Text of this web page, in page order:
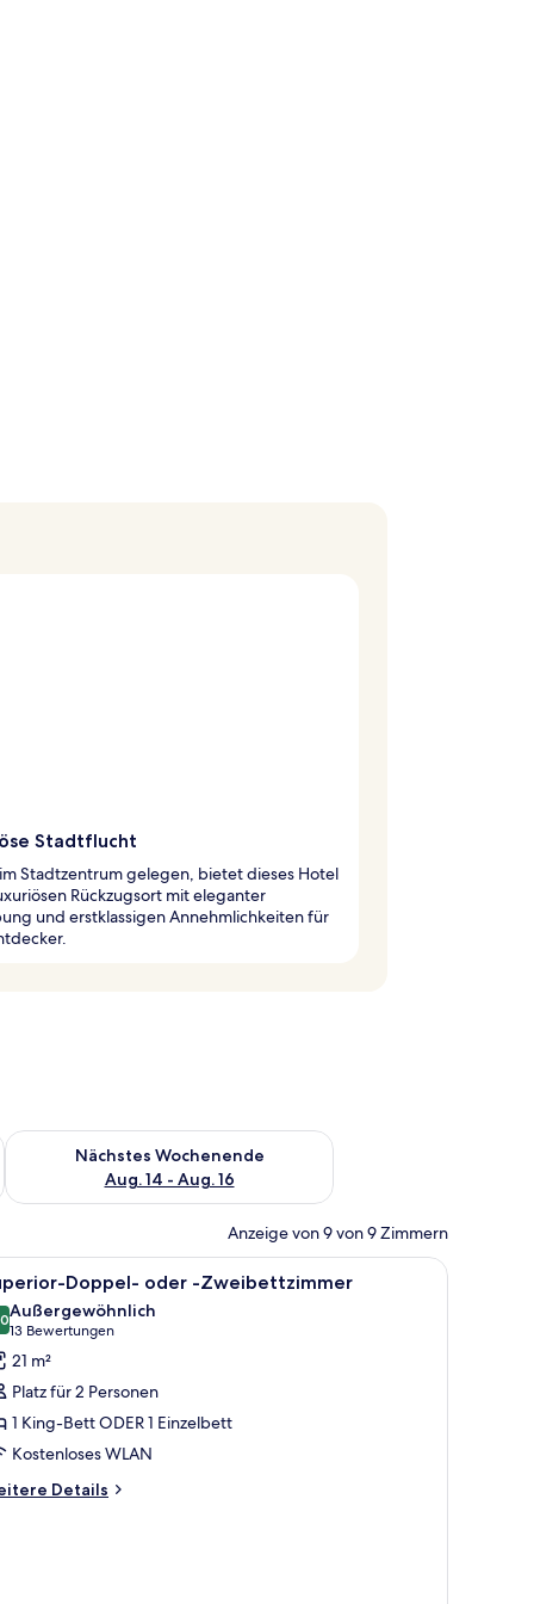
Stadtflucht
Stadtzentrum gelegen, bietet dieses Hotel
Rückzugsort mit eleganter
und erstklassigen Annehmlichkeiten für
Aug. 7 - Aug. 9.
Nächstes Wochenende
Aug. 14 - Aug. 16
Überprüfe die Verfügbarkeit für nächstes Wochenende, Aug.
Anzeige von 9 von 9 Zimmern
Ein Hotelzimmer mit einem großen Bett,
4 Doppel- oder -Zweibettzimmer
von 10
Außergewöhnlich
13 Bewertungen
(13
Bewertungen)
21 m²
Platz für 2 Personen
1 King-Bett ODER 1 Einzelbett
Kostenloses WLAN
Details